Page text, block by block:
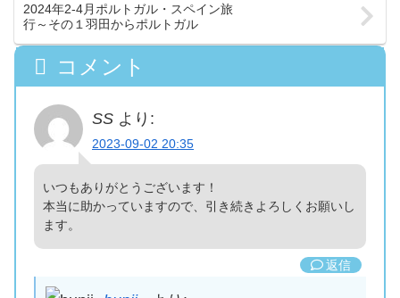
2024年2-4月ポルトガル・スペイン旅
行～その１羽田からポルトガル
コメント
SS より:
2023-09-02 20:35
いつもありがとうございます！
本当に助かっていますので、引き続きよろしくお願いし
ます。
返信